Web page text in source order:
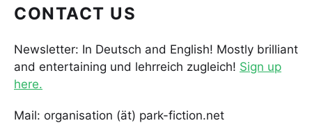
CONTACT US
Newsletter: In Deutsch and English! Mostly brilliant
and entertaining und lehrreich zugleich! Sign up
here.
Mail: organisation (ät) park-fiction.net